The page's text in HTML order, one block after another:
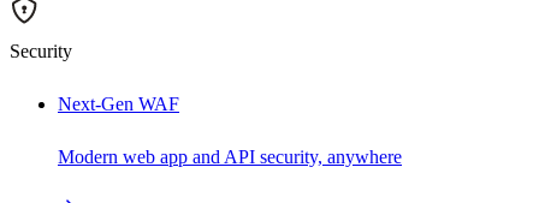
Security
Next-Gen WAF
Modern web app and API security, anywhere